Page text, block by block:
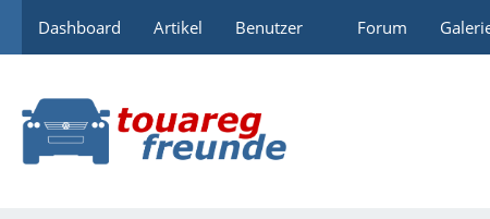
Dashboard Artikel Benutzer Forum